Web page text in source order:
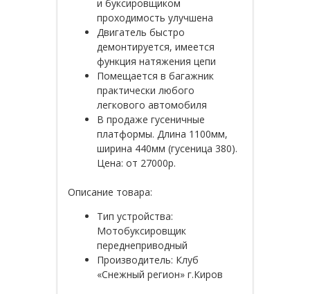
и буксировщиком
проходимость улучшена
Двигатель быстро
демонтируется, имеется
функция натяжения цепи
Помещается в багажник
практически любого
легкового автомобиля
В продаже гусеничные
платформы. Длина 1100мм,
ширина 440мм (гусеница 380).
Цена: от 27000р.
Описание товара:
Тип устройства:
Мотобуксировщик
переднеприводный
Производитель: Клуб
«Снежный регион» г.Киров